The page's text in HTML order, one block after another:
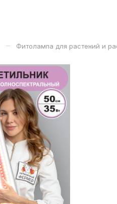
– Фитолампа для растений и